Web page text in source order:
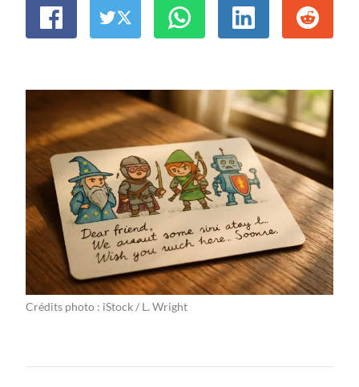
Crédits photo : iStock / L. Wright